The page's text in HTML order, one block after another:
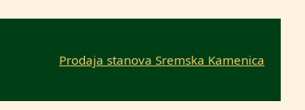
Prodaja stanova Sremska Kamenica